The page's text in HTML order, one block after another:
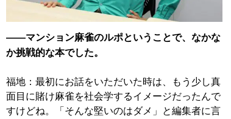
——マンション麻雀のルポということで、なかな
か挑戦的な本でした。
福地：最初にお話をいただいた時は、もう少し真
面目に賭け麻雀を社会学するイメージだったんで
すけどね。「そんな堅いのはダメ」と編集者に言